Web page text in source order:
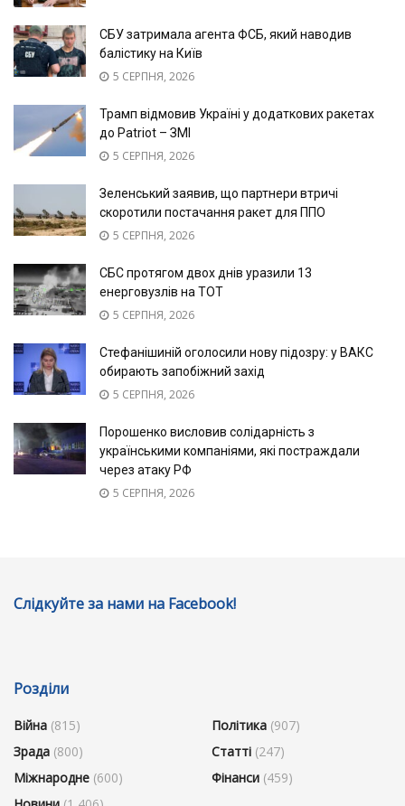
СБУ затримала агента ФСБ, який наводив
балістику на Київ
5 СЕРПНЯ, 2026
Трамп відмовив Україні у додаткових ракетах
до Patriot – ЗМІ
5 СЕРПНЯ, 2026
Зеленський заявив, що партнери втричі
скоротили постачання ракет для ППО
5 СЕРПНЯ, 2026
СБС протягом двох днів уразили 13
енерговузлів на ТОТ
5 СЕРПНЯ, 2026
Стефанішиній оголосили нову підозру: у ВАКС
обирають запобіжний захід
5 СЕРПНЯ, 2026
Порошенко висловив солідарність з
українськими компаніями, які постраждали
через атаку РФ
5 СЕРПНЯ, 2026
Слідкуйте за нами на Facebook!
Розділи
Війна (815)
Зрада (800)
Міжнародне (600)
Політика (907)
Статті (247)
Фінанси (459)